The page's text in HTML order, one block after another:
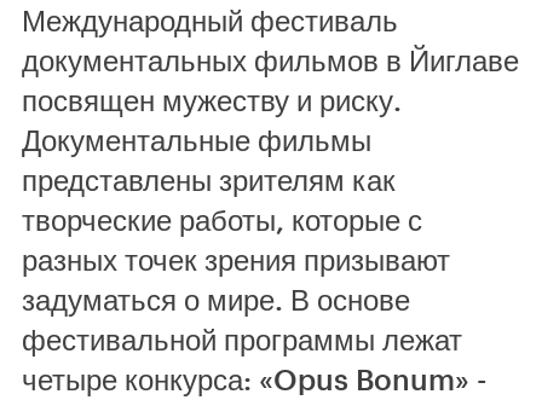
Международный фестиваль
документальных фильмов в Йиглаве
посвящен мужеству и риску.
Документальные фильмы
представлены зрителям как
творческие работы, которые с
разных точек зрения призывают
задуматься о мире. В основе
фестивальной программы лежат
четыре конкурса: «Opus Bonum» -